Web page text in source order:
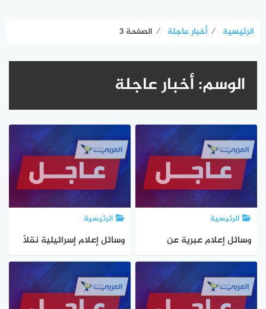
الرئيسية ⁄ أخبار عاجلة ⁄ الصفحة 3
الوسم:أخبار عاجلة
الرئيسية
وسائل إعلام عبرية عن
مسؤول إسرائيلي كبير:
الهجوم استهدف كل قيادة
حماس في الخارج بما في
الرئيسية
وسائل إعلام إسرائيلية نقلاً
عن مسؤول إسرائيلي كبير:
هاجمنا قيادة حماس في قطر
بمن فيهم خليل الحية